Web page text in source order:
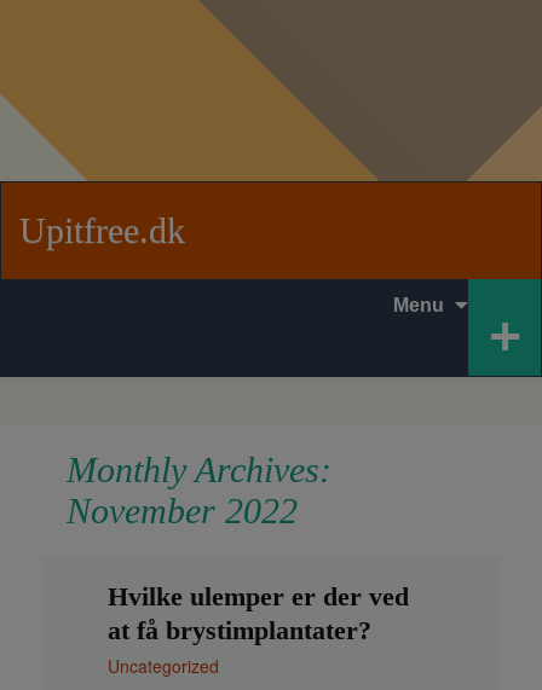
Upitfree.dk
+
Menu
content
Monthly Archives:
November 2022
Hvilke ulemper er der ved
at få brystimplantater?
Uncategorized